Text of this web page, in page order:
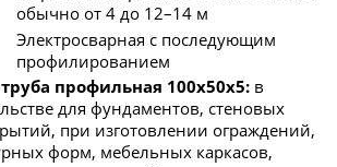
обычно от 4 до 12–14 м
Электросварная с последующим
профилированием
профильная 100х50х5: в
для фундаментов, стеновых
при изготовлении ограждений,
форм, мебельных каркасов,